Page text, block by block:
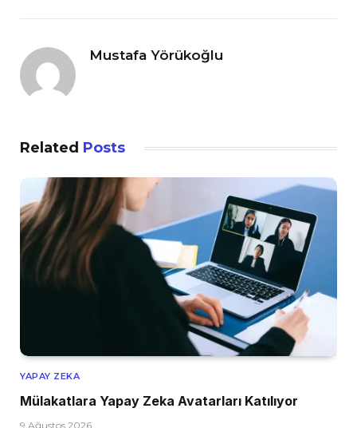
Mustafa Yörükoğlu
Related Posts
YAPAY ZEKA
Mülakatlara Yapay Zeka Avatarları Katılıyor
9 Ağustos 2026